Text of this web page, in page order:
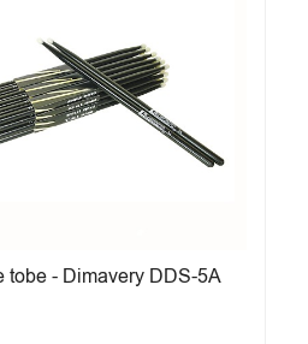
tobe - Dimavery DDS-5A